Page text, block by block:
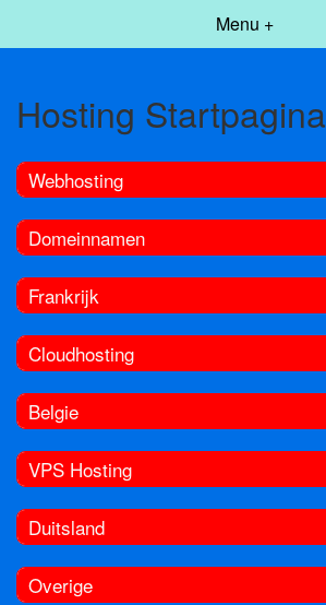
Menu +
Hosting Startpagina
Webhosting
Domeinnamen
Frankrijk
Cloudhosting
Belgie
VPS Hosting
Duitsland
Overige